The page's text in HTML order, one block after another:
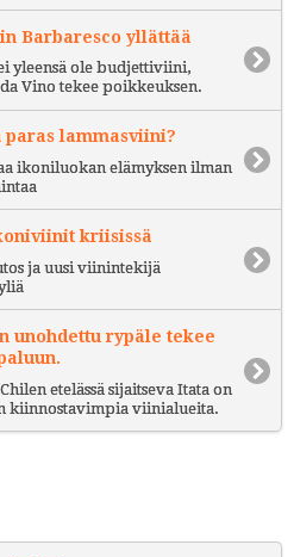
Barbaresco yllättää
yleensä ole budjettiviini,
Vino tekee poikkeuksen.
paras lammasviini?
ikoniluokan elämyksen ilman
kriisissä
ja uusi viinintekijä
unohdettu rypäle tekee
etelässä sijaitseva Itata on
kiinnostavimpia viinialueita.